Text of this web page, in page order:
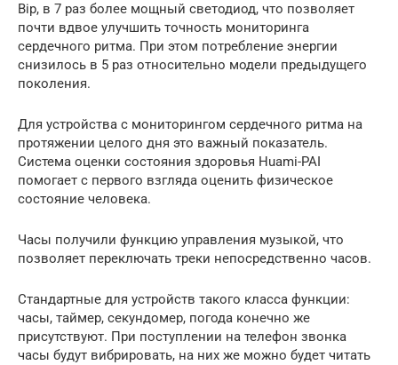
Bip, в 7 раз более мощный светодиод, что позволяет
почти вдвое улучшить точность мониторинга
сердечного ритма. При этом потребление энергии
снизилось в 5 раз относительно модели предыдущего
поколения.
Для устройства с мониторингом сердечного ритма на
протяжении целого дня это важный показатель.
Система оценки состояния здоровья Huami-PAI
помогает с первого взгляда оценить физическое
состояние человека.
Часы получили функцию управления музыкой, что
позволяет переключать треки непосредственно часов.
Стандартные для устройств такого класса функции:
часы, таймер, секундомер, погода конечно же
присутствуют. При поступлении на телефон звонка
часы будут вибрировать, на них же можно будет читать